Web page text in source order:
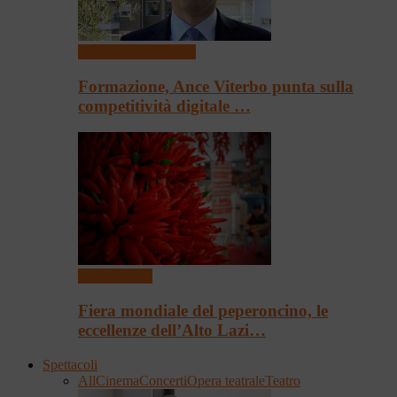
Formazione, Ance Viterbo punta sulla
competitività digitale …
Fiera mondiale del peperoncino, le
eccellenze dell’Alto Lazi…
Spettacoli
AllCinemaConcertiOpera teatraleTeatro